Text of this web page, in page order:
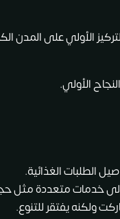
الأولي على المدن
الأولي.
الطلبات الغذائية.
خدمات متعددة مثل حجز
ولكنه يفتقر للتنوع.